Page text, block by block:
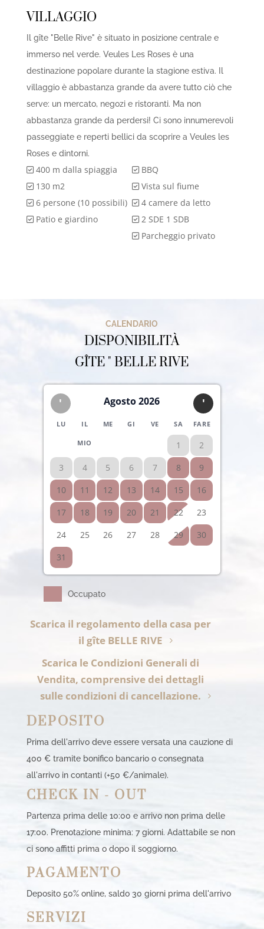
VILLAGGIO
Il gîte "Belle Rive" è situato in posizione centrale e
immerso nel verde. Veules Les Roses è una
destinazione popolare durante la stagione estiva. Il
villaggio è abbastanza grande da avere tutto ciò che
serve: un mercato, negozi e ristoranti. Ma non
abbastanza grande da perdersi! Ci sono innumerevoli
passeggiate e reperti bellici da scoprire a Veules les
Roses e dintorni.
400 m dalla spiaggia
130 m2
6 persone (10 possibili)
Patio e giardino
BBQ
Vista sul fiume
4 camere da letto
2 SDE 1 SDB
Parcheggio privato
CALENDARIO
DISPONIBILITÀ
GÎTE " BELLE RIVE
' '
Agosto 2026
LU IL
MIO
ME GI VE SA FARE
1
2
3
4 5 6 7 8
9
10
11 12 13 14 15
16
17
18 19 20 21 22
23
24
25 26 27 28 29
30
31
Occupato
Scarica il regolamento della casa per
il gîte BELLE RIVE
Scarica le Condizioni Generali di
Vendita, comprensive dei dettagli
sulle condizioni di cancellazione.
DEPOSITO
Prima dell'arrivo deve essere versata una cauzione di
400 € tramite bonifico bancario o consegnata
all'arrivo in contanti (+50 €/animale).
CHECK IN - OUT
Partenza prima delle 10:00 e arrivo non prima delle
17:00. Prenotazione minima: 7 giorni. Adattabile se non
ci sono affitti prima o dopo il soggiorno.
PAGAMENTO
Deposito 50% online, saldo 30 giorni prima dell'arrivo
SERVIZI